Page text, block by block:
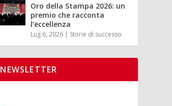
Oro della Stampa 2026: un
premio che racconta
l’eccellenza
Lug 6, 2026 | Storie di successo
NEWSLETTER